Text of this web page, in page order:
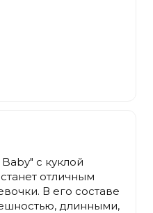
с куклой
отличным
В его составе
длинными,